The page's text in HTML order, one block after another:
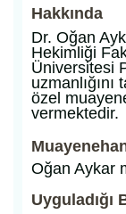
Hakkında
Dr. Oğan
Hekimliği
Üniversitesi
özel
vermektedir.
Oğan Aykar
Uyguladığı